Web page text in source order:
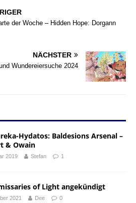
der Woche – Hidden Hope: Dorgann
NÄCHSTER
Wundereiersuche 2024
Hydatos: Baldesions Arsenal –
& Owain
2019 Stefan 1
of Light angekündigt
2021 Dee 0